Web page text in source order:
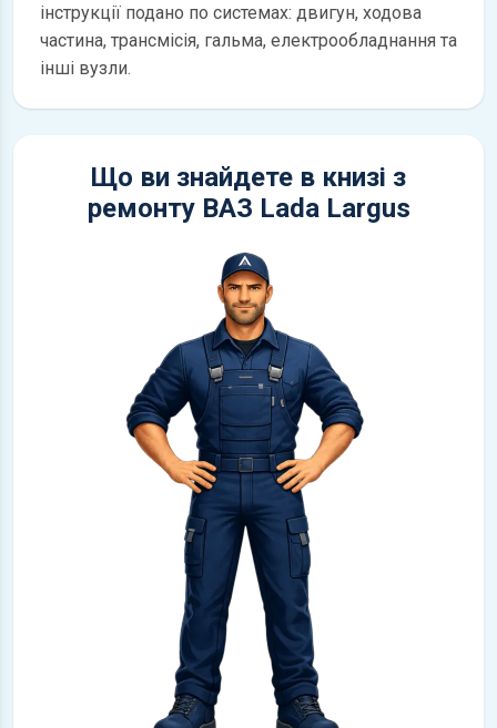
інструкції подано по системах: двигун, ходова
частина, трансмісія, гальма, електрообладнання та
інші вузли.
Що ви знайдете в книзі з
ремонту ВАЗ Lada Largus